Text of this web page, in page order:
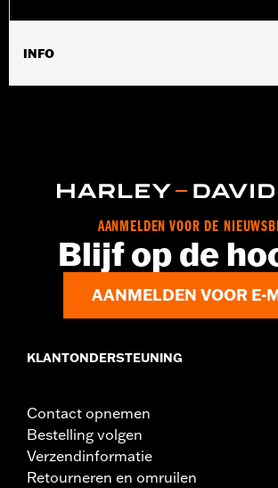
INFO
AANMELDEN VOOR DE
Blijf op de
AANMELDEN VOOR E-
KLANTONDERSTEUNING
Contact opnemen
Bestelling volgen
Verzendinformatie
Retourneren en omruilen